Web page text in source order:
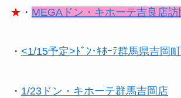
★ ・ MEGAドン・キホーテ吉良店訪
・ <1/15予定>ﾄﾞﾝ･ｷﾎｰﾃ群馬県吉岡
・ 1/23ドン・キホーテ群馬吉岡店